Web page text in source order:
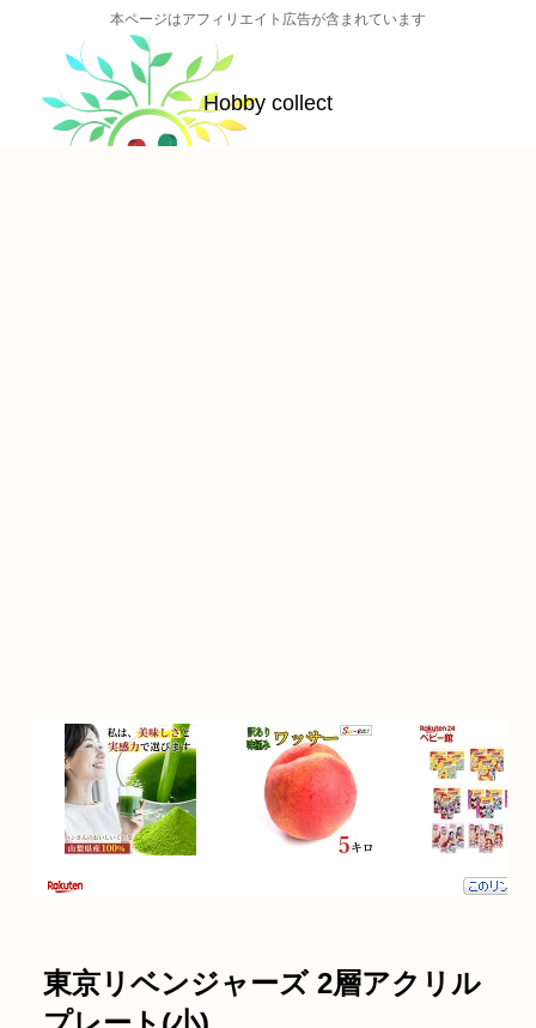
本ページはアフィリエイト広告が含まれています
Hobby collect
東京リベンジャーズ 2層アクリル